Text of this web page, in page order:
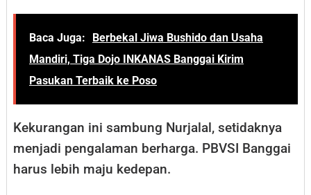
Baca Juga:
Berbekal Jiwa Bushido dan Usaha
Mandiri, Tiga Dojo INKANAS Banggai Kirim
Pasukan Terbaik ke Poso
Kekurangan ini sambung Nurjalal, setidaknya
menjadi pengalaman berharga. PBVSI Banggai
harus lebih maju kedepan.